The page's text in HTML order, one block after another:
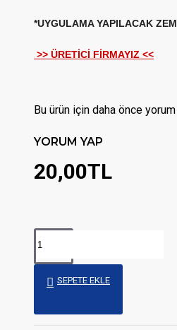
*UYGULAMA YAPILACAK
>> ÜRETİCİ FİRMAYIZ <<
Bu ürün için daha önce yorum
YORUM YAP
20,00TL
SEPETE EKLE